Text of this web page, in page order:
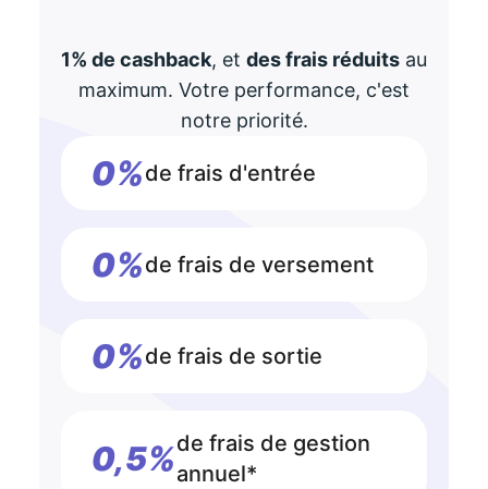
1% de cashback, et des frais réduits au
maximum. Votre performance, c'est
notre priorité.
0%de frais d'entrée
0%de frais de versement
0%de frais de sortie
0,5%de frais de gestion
annuel*